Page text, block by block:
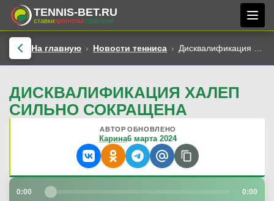
TENNIS-BET.RU
ставкипрогнозыстратегии
На главную Новости тенниса Дисквалификация Халеп сильно сокращена
ДИСКВАЛИФИКАЦИЯ ХАЛЕП
СИЛЬНО СОКРАЩЕНА
АВТОР
Карина
ОБНОВЛЕНО
6 марта 2024
0:00 0:00